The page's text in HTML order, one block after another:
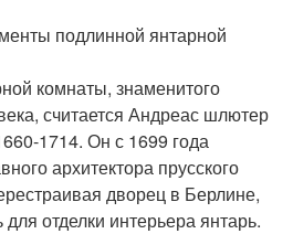
подлинной янтарной
комнаты, знаменитого
считается Андреас шлютер
1714. Он с 1699 года
архитектора прусского
дворец в Берлине,
отделки интерьера янтарь.